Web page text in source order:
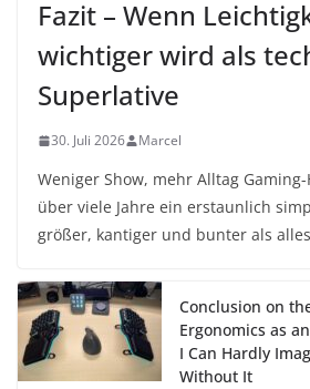
Fazit – Wenn
wichtiger wird als
Superlative
30. Juli 2026 Marcel
Weniger Show, mehr Alltag
über viele Jahre ein erstaunlich
größer, kantiger und bunter als
Conclusion on
Ergonomics as
I Can Hardly
Without It